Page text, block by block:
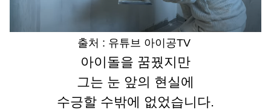
출처 : 유튜브 아이공TV
아이돌을 꿈꿨지만
그는 눈 앞의 현실에
수긍할 수밖에 없었습니다.